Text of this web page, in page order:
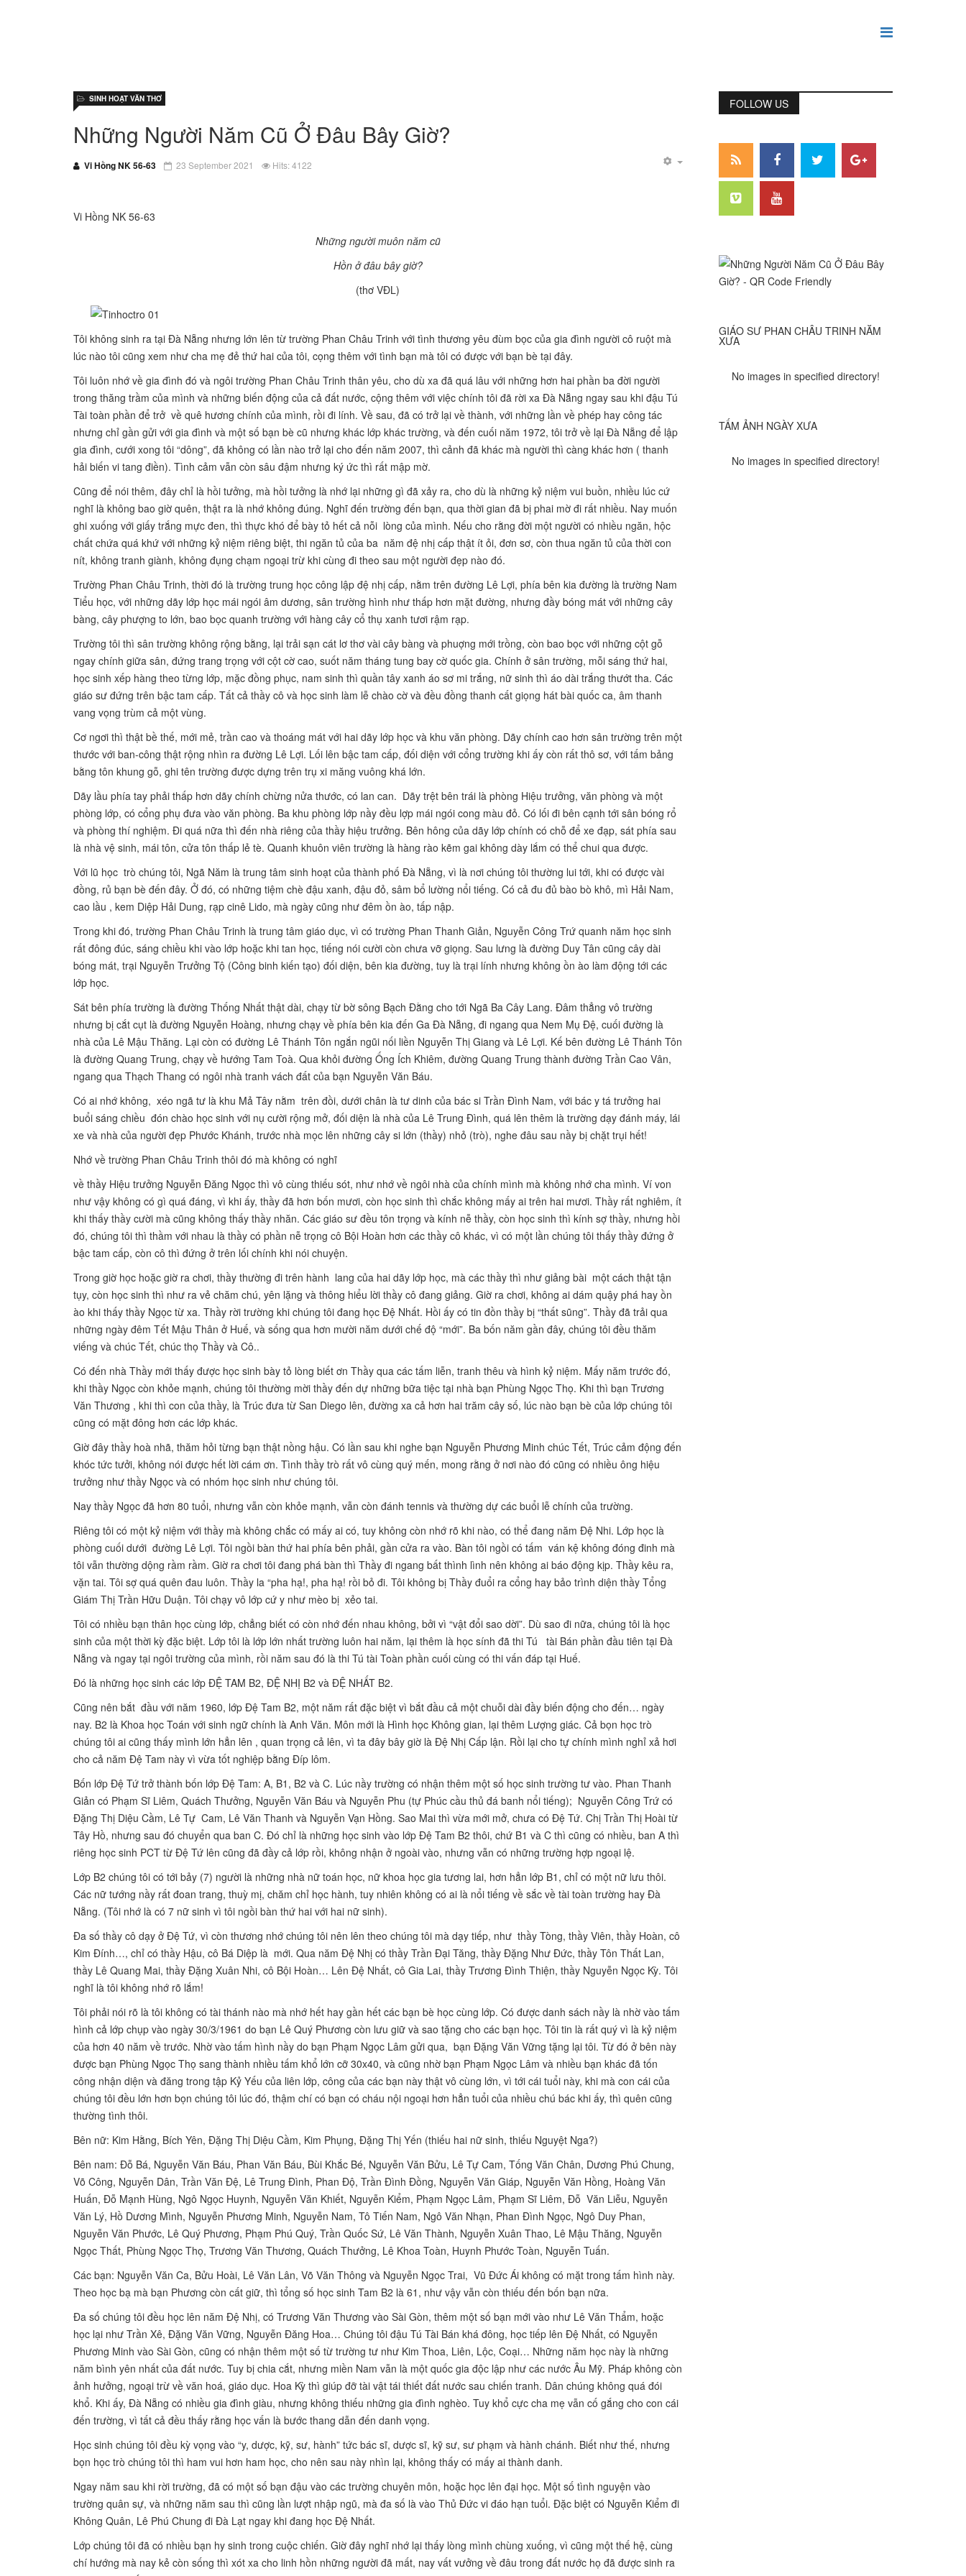
Những Người Năm Cũ Ở Đâu Bây Giờ?
Vi Hồng NK 56-63
SINH HOẠT VĂN THƠ
23 September 2021 Hits: 4122
Vi Hồng NK 56-63
Những người muôn năm cũ
Hồn ở đâu bây giờ?
(thơ VĐL)
Tôi không sinh ra tại Đà Nẵng nhưng lớn lên từ trường Phan Châu Trinh với tình thương yêu đùm bọc của gia đình người cô ruột mà
lúc nào tôi cũng xem như cha mẹ đẻ thứ hai của tôi, cọng thêm với tình bạn mà tôi có được với bạn bè tại đây.
Tôi luôn nhớ về gia đình đó và ngôi trường Phan Châu Trinh thân yêu, cho dù xa đã quá lâu với những hơn hai phần ba đời người
trong thăng trầm của mình và những biến động của cả đất nước, cộng thêm với việc chính tôi đã rời xa Đà Nẵng ngay sau khi đậu Tú
Tài toàn phần để trở về quê hương chính của mình, rồi đi lính. Về sau, đã có trở lại về thành, với những lần về phép hay công tác
nhưng chỉ gần gửi với gia đình và một số bạn bè cũ nhưng khác lớp khác trường, và đến cuối năm 1972, tôi trở về lại Đà Nẵng để lập
gia đình, cưới xong tôi “dông”, đã không có lần nào trở lại cho đến năm 2007, thì cảnh đã khác mà người thì càng khác hơn ( thanh
hải biến vi tang điền). Tình cảm vẫn còn sâu đậm nhưng ký ức thì rất mập mờ.
Cũng để nói thêm, đây chỉ là hồi tưởng, mà hồi tưởng là nhớ lại những gì đã xảy ra, cho dù là những kỷ niệm vui buồn, nhiều lúc cứ
nghĩ là không bao giờ quên, thật ra là nhớ không đúng. Nghĩ đến trường đến bạn, qua thời gian đã bị phai mờ đi rất nhiều. Nay muốn
ghi xuống với giấy trắng mực đen, thì thực khó để bày tỏ hết cả nỗi lòng của mình. Nếu cho rằng đời một người có nhiều ngăn, hộc
chất chứa quá khứ với những kỷ niệm riêng biệt, thi ngăn tủ của ba năm đệ nhị cấp thật ít ỏi, đơn sơ, còn thua ngăn tủ của thời con
nít, không tranh giành, không đụng chạm ngoại trừ khi cùng đi theo sau một người đẹp nào đó.
Trường Phan Châu Trinh, thời đó là trường trung học công lập đệ nhị cấp, nằm trên đường Lê Lợi, phía bên kia đường là trường Nam
Tiểu học, với những dãy lớp học mái ngói âm dương, sân trường hình như thấp hơn mặt đường, nhưng đầy bóng mát với những cây
bàng, cây phượng to lớn, bao bọc quanh trường với hàng cây cổ thụ xanh tươi rậm rạp.
Trường tôi thì sân trường không rộng bằng, lại trải sạn cát lơ thơ vài cây bàng và phuợng mới trồng, còn bao bọc với những cột gỗ
ngay chính giữa sân, đứng trang trọng với cột cờ cao, suốt năm tháng tung bay cờ quốc gia. Chính ở sân trường, mỗi sáng thứ hai,
học sinh xếp hàng theo từng lớp, mặc đồng phục, nam sinh thì quần tây xanh áo sơ mi trắng, nữ sinh thì áo dài trắng thướt tha. Các
giáo sư đứng trên bậc tam cấp. Tất cả thầy cô và học sinh làm lễ chào cờ và đều đồng thanh cất giọng hát bài quốc ca, âm thanh
vang vọng trùm cả một vùng.
Cơ ngơi thì thật bề thế, mới mẻ, trần cao và thoáng mát với hai dãy lớp học và khu văn phòng. Dãy chính cao hơn sân trường trên một
thước với ban-công thật rộng nhìn ra đường Lê Lợi. Lối lên bậc tam cấp, đối diện với cổng trường khi ấy còn rất thô sơ, với tấm bảng
bằng tôn khung gỗ, ghi tên trường được dựng trên trụ xi măng vuông khá lớn.
Dãy lầu phía tay phải thấp hơn dãy chính chừng nửa thước, có lan can. Dãy trệt bên trái là phòng Hiệu trưởng, văn phòng và một
phòng lớp, có cổng phụ đưa vào văn phòng. Ba khu phòng lớp nầy đều lợp mái ngói cong màu đỏ. Có lối đi bên cạnh tới sân bóng rổ
và phòng thí nghiệm. Đi quá nữa thì đến nhà riêng của thầy hiệu trưởng. Bên hông của dãy lớp chính có chỗ để xe đạp, sát phía sau
là nhà vệ sinh, mái tôn, cửa tôn thấp lẻ tè. Quanh khuôn viên trường là hàng rào kẽm gai không dày lắm có thể chui qua được.
Với lũ học trò chúng tôi, Ngã Năm là trung tâm sinh hoạt của thành phố Đà Nẵng, vì là nơi chúng tôi thường lui tới, khi có được vài
đồng, rủ bạn bè đến đây. Ở đó, có những tiệm chè đậu xanh, đậu đỏ, sâm bổ lường nổi tiếng. Có cả đu đủ bào bò khô, mì Hải Nam,
cao lầu , kem Diệp Hải Dung, rạp cinê Lido, mà ngày cũng như đêm ồn ào, tấp nập.
Trong khi đó, trường Phan Châu Trinh là trung tâm giáo dục, vì có trường Phan Thanh Giản, Nguyễn Công Trứ quanh năm học sinh
rất đông đúc, sáng chiều khi vào lớp hoặc khi tan học, tiếng nói cười còn chưa vỡ giọng. Sau lưng là đường Duy Tân cũng cây dài
bóng mát, trại Nguyễn Trưởng Tộ (Công binh kiến tạo) đối diện, bên kia đường, tuy là trại lính nhưng không ồn ào làm động tới các
lớp học.
Sát bên phía trường là đường Thống Nhất thật dài, chạy từ bờ sông Bạch Đằng cho tới Ngã Ba Cây Lang. Đâm thẳng vô trường
nhưng bị cắt cụt là đường Nguyễn Hoàng, nhưng chạy về phía bên kia đến Ga Đà Nẵng, đi ngang qua Nem Mụ Đệ, cuối đường là
nhà của Lê Mậu Thăng. Lại còn có đường Lê Thánh Tôn ngắn ngũi nối liền Nguyễn Thị Giang và Lê Lợi. Kế bên đường Lê Thánh Tôn
là đường Quang Trung, chạy về hướng Tam Toà. Qua khỏi đường Ống Ích Khiêm, đường Quang Trung thành đường Trần Cao Vân,
ngang qua Thạch Thang có ngôi nhà tranh vách đất của bạn Nguyễn Văn Báu.
Có ai nhớ không, xéo ngã tư là khu Mả Tây nằm trên đồi, dưới chân là tư dinh của bác si Trần Đình Nam, với bác y tá trưởng hai
buổi sáng chiều đón chào học sinh với nụ cười rộng mở, đối diện là nhà của Lê Trung Đình, quá lên thêm là trường dạy đánh máy, lái
xe và nhà của người đẹp Phước Khánh, trước nhà mọc lên những cây si lớn (thầy) nhỏ (trò), nghe đâu sau nầy bị chặt trụi hết!
Nhớ về trường Phan Châu Trinh thôi đó mà không có nghĩ
về thầy Hiệu trưởng Nguyễn Đăng Ngọc thì vô cùng thiếu sót, như nhớ về ngôi nhà của chính mình mà không nhớ cha mình. Ví von
như vậy không có gì quá đáng, vì khi ấy, thầy đã hơn bốn mươi, còn học sinh thì chắc không mấy ai trên hai mươi. Thầy rất nghiêm, ít
khi thấy thầy cười mà cũng không thấy thầy nhăn. Các giáo sư đều tôn trọng và kính nễ thầy, còn học sinh thì kính sợ thầy, nhưng hồi
đó, chúng tôi thì thầm với nhau là thầy có phần nễ trọng cô Bội Hoàn hơn các thầy cô khác, vì có một lần chúng tôi thấy thầy đứng ở
bậc tam cấp, còn cô thì đứng ở trên lối chính khi nói chuyện.
Trong giờ học hoặc giờ ra chơi, thầy thường đi trên hành lang của hai dãy lớp học, mà các thầy thì như giảng bài một cách thật tận
tụy, còn học sinh thì như ra vẻ chăm chú, yên lặng và thông hiểu lời thầy cô đang giảng. Giờ ra chơi, không ai dám quậy phá hay ồn
ào khi thấy thầy Ngọc từ xa. Thầy rời trường khi chúng tôi đang học Đệ Nhất. Hồi ấy có tin đồn thầy bị “thất sũng”. Thầy đã trải qua
những ngày đêm Tết Mậu Thân ở Huế, và sống qua hơn mười năm dưới chế độ “mới”. Ba bốn năm gần đây, chúng tôi đều thăm
viếng và chúc Tết, chúc thọ Thầy và Cô..
Có đến nhà Thầy mới thấy được học sinh bày tỏ lòng biết ơn Thầy qua các tấm liễn, tranh thêu và hình kỷ niệm. Mấy năm trước đó,
khi thầy Ngọc còn khỏe mạnh, chúng tôi thường mời thầy đến dự những bữa tiệc tại nhà bạn Phùng Ngọc Thọ. Khi thì bạn Trương
Văn Thương , khi thì con của thầy, là Trúc đưa từ San Diego lên, đường xa cả hơn hai trăm cây số, lúc nào bạn bè của lớp chúng tôi
cũng có mặt đông hơn các lớp khác.
Giờ đây thầy hoà nhã, thăm hỏi từng bạn thật nồng hậu. Có lần sau khi nghe bạn Nguyễn Phương Minh chúc Tết, Trúc cảm động đến
khóc tức tưởi, không nói được hết lời cám ơn. Tình thầy trò rất vô cùng quý mến, mong rằng ở nơi nào đó cũng có nhiều ông hiệu
trưởng như thầy Ngọc và có nhóm học sinh như chúng tôi.
Nay thầy Ngọc đã hơn 80 tuổi, nhưng vẫn còn khỏe mạnh, vẫn còn đánh tennis và thường dự các buổi lễ chính của trường.
Riêng tôi có một kỷ niệm với thầy mà không chắc có mấy ai có, tuy không còn nhớ rõ khi nào, có thể đang năm Đệ Nhi. Lớp học là
phòng cuối dưới đường Lê Lợi. Tôi ngồi bàn thứ hai phía bên phải, gần cửa ra vào. Bàn tôi ngồi có tấm ván kệ không đóng đinh mà
tôi vẫn thường dộng rầm rầm. Giờ ra chơi tôi đang phá bàn thì Thầy đi ngang bất thình lình nên không ai báo động kịp. Thầy kêu ra,
vặn tai. Tôi sợ quá quên đau luôn. Thầy la “pha hạ!, pha hạ! rồi bỏ đi. Tôi không bị Thầy đuổi ra cổng hay bảo trình diện thầy Tổng
Giám Thị Trần Hữu Duận. Tôi chạy vô lớp cứ y như mèo bị xẻo tai.
Tôi có nhiều bạn thân học cùng lớp, chẳng biết có còn nhớ đến nhau không, bởi vì “vật đổi sao dời”. Dù sao đi nữa, chúng tôi là học
sinh của một thời kỳ đặc biệt. Lớp tôi là lớp lớn nhất trường luôn hai năm, lại thêm là học sính đã thi Tú tài Bán phần đầu tiên tại Đà
Nẵng và ngay tại ngôi trường của mình, rồi năm sau đó là thi Tú tài Toàn phần cuối cùng có thi vấn đáp tại Huế.
Đó là những học sinh các lớp ĐỆ TAM B2, ĐỆ NHỊ B2 và ĐỆ NHẤT B2.
Cũng nên bắt đầu với năm 1960, lớp Đệ Tam B2, một năm rất đặc biệt vì bắt đầu cả một chuỗi dài đầy biến động cho đến… ngày
nay. B2 là Khoa học Toán với sinh ngữ chính là Anh Văn. Môn mới là Hình học Không gian, lại thêm Lượng giác. Cả bọn học trò
chúng tôi ai cũng thấy mình lớn hẳn lên , quan trọng cả lên, vì ta đây bây giờ là Đệ Nhị Cấp lận. Rồi lại cho tự chính mình nghỉ xả hơi
cho cả năm Đệ Tam này vì vừa tốt nghiệp bằng Đíp lôm.
Bốn lớp Đệ Tứ trở thành bốn lớp Đệ Tam: A, B1, B2 và C. Lúc nầy trường có nhận thêm một số học sinh trường tư vào. Phan Thanh
Giản có Phạm Sĩ Liêm, Quách Thưởng, Nguyễn Văn Báu và Nguyễn Phu (tự Phúc cầu thủ đá banh nổi tiếng); Nguyễn Công Trứ có
Đặng Thị Diệu Cầm, Lê Tự Cam, Lê Văn Thanh và Nguyễn Vạn Hồng. Sao Mai thì vừa mới mở, chưa có Đệ Tứ. Chị Trần Thị Hoài từ
Tây Hồ, nhưng sau đó chuyển qua ban C. Đó chỉ là những học sinh vào lớp Đệ Tam B2 thôi, chứ B1 và C thì cũng có nhiều, ban A thì
riêng học sinh PCT từ Đệ Tứ lên cũng đã đầy cả lớp rồi, không nhận ở ngoài vào, nhưng vẫn có những trường hợp ngoại lệ.
Lớp B2 chúng tôi có tới bảy (7) người là những nhà nữ toán học, nữ khoa học gia tương lai, hơn hẳn lớp B1, chỉ có một nữ lưu thôi.
Các nữ tướng nầy rất đoan trang, thuỳ mị, chăm chỉ học hành, tuy nhiên không có ai là nổi tiếng về sắc về tài toàn trường hay Đà
Nẵng. (Tôi nhớ là có 7 nữ sinh vì tôi ngồi bàn thứ hai với hai nữ sinh).
Đa số thầy cô dạy ở Đệ Tứ, vì còn thương nhớ chúng tôi nên lên theo chúng tôi mà dạy tiếp, như thầy Tòng, thầy Viên, thầy Hoàn, cô
Kim Đính…, chỉ có thầy Hậu, cô Bá Diệp là mới. Qua năm Đệ Nhị có thầy Trần Đại Tăng, thầy Đặng Như Đức, thầy Tôn Thất Lan,
thầy Lê Quang Mai, thầy Đặng Xuân Nhi, cô Bội Hoàn… Lên Đệ Nhất, cô Gia Lai, thầy Trương Đình Thiện, thầy Nguyễn Ngọc Kỳ. Tôi
nghĩ là tôi không nhớ rõ lắm!
Tôi phải nói rõ là tôi không có tài thánh nào mà nhớ hết hay gần hết các bạn bè học cùng lớp. Có được danh sách nầy là nhờ vào tấm
hình cả lớp chụp vào ngày 30/3/1961 do bạn Lê Quý Phương còn lưu giữ và sao tặng cho các bạn học. Tôi tin là rất quý vì là kỷ niệm
của hơn 40 năm về trước. Nhờ vào tấm hình nầy do bạn Phạm Ngọc Lâm gửi qua, bạn Đặng Văn Vững tặng lại tôi. Từ đó ở bên này
được bạn Phùng Ngọc Thọ sang thành nhiều tấm khổ lớn cỡ 30x40, và cũng nhờ bạn Phạm Ngọc Lâm và nhiều bạn khác đã tốn
công nhận diện và đăng trong tập Kỷ Yếu của liên lớp, công của các bạn này thật vô cùng lớn, vì tới cái tuổi này, khi mà con cái của
chúng tôi đều lớn hơn bọn chúng tôi lúc đó, thậm chí có bạn có cháu nội ngoại hơn hẳn tuổi của nhiều chú bác khi ấy, thì quên cũng
thường tình thôi.
Bên nữ: Kim Hằng, Bích Yên, Đặng Thị Diệu Cầm, Kim Phụng, Đặng Thị Yến (thiếu hai nữ sinh, thiếu Nguyệt Nga?)
Bên nam: Đỗ Bá, Nguyễn Văn Báu, Phan Văn Báu, Bùi Khắc Bé, Nguyễn Văn Bửu, Lê Tự Cam, Tống Văn Chân, Dương Phú Chung,
Võ Công, Nguyễn Dân, Trần Văn Đệ, Lê Trung Đình, Phan Độ, Trần Đình Đồng, Nguyễn Văn Giáp, Nguyễn Văn Hồng, Hoàng Văn
Huấn, Đỗ Mạnh Hùng, Ngô Ngọc Huynh, Nguyễn Văn Khiết, Nguyễn Kiểm, Phạm Ngọc Lâm, Phạm Sĩ Liêm, Đỗ Văn Liễu, Nguyễn
Văn Lý, Hồ Dương Mình, Nguyễn Phương Minh, Nguyễn Nam, Tô Tiến Nam, Ngô Văn Nhạn, Phan Đình Ngọc, Ngô Duy Phan,
Nguyễn Văn Phước, Lê Quý Phương, Phạm Phú Quý, Trần Quốc Sứ, Lê Văn Thành, Nguyễn Xuân Thao, Lê Mậu Thăng, Nguyễn
Ngọc Thất, Phùng Ngọc Thọ, Trương Văn Thương, Quách Thưởng, Lê Khoa Toàn, Huynh Phước Toàn, Nguyễn Tuấn.
Các bạn: Nguyễn Văn Ca, Bửu Hoài, Lê Văn Lân, Võ Văn Thông và Nguyễn Ngọc Trai, Vũ Đức Ái không có mặt trong tấm hình này.
Theo học bạ mà bạn Phương còn cất giữ, thì tổng số học sinh Tam B2 là 61, như vậy vẫn còn thiếu đến bốn bạn nữa.
Đa số chúng tôi đều học lên năm Đệ Nhị, có Trương Văn Thương vào Sài Gòn, thêm một số bạn mới vào như Lê Văn Thẩm, hoặc
học lại như Trần Xê, Đặng Văn Vững, Nguyễn Đăng Hoa… Chúng tôi đậu Tú Tài Bán khá đông, học tiếp lên Đệ Nhất, có Nguyễn
Phương Minh vào Sài Gòn, cũng có nhận thêm một số từ trường tư như Kim Thoa, Liên, Lộc, Coại… Những năm học này là những
năm bình yên nhất của đất nước. Tuy bị chia cắt, nhưng miền Nam vẫn là một quốc gia độc lập như các nước Âu Mỹ. Pháp không còn
ảnh hưởng, ngoại trừ về văn hoá, giáo dục. Hoa Kỳ thì giúp đỡ tài vật tái thiết đất nước sau chiến tranh. Dân chúng không quá đói
khổ. Khi ấy, Đà Nẵng có nhiều gia đình giàu, nhưng không thiếu những gia đình nghèo. Tuy khổ cực cha mẹ vẫn cố gắng cho con cái
đến trường, vì tất cả đều thấy rằng học vấn là bước thang dẫn đến danh vọng.
Học sinh chúng tôi đều kỳ vọng vào “y, dược, kỹ, sư, hành” tức bác sĩ, dược sĩ, kỹ sư, sư phạm và hành chánh. Biết như thế, nhưng
bọn học trò chúng tôi thì ham vui hơn ham học, cho nên sau này nhìn lại, không thấy có mấy ai thành danh.
Ngay năm sau khi rời trường, đã có một số bạn đậu vào các trường chuyên môn, hoặc học lên đại học. Một số tình nguyện vào
trường quân sự, và những năm sau thì cũng lần lượt nhập ngũ, mà đa số là vào Thủ Đức vi đáo hạn tuổi. Đặc biệt có Nguyễn Kiểm đi
Không Quân, Lê Phú Chung đi Đà Lạt ngay khi đang học Đệ Nhất.
Lớp chúng tôi đã có nhiều bạn hy sinh trong cuộc chiến. Giờ đây nghĩ nhớ lại thấy lòng mình chùng xuống, vì cũng một thế hệ, cùng
chí hướng mà nay kẻ còn sống thì xót xa cho linh hồn những người đã mất, nay vất vưởng về đâu trong đất nước họ đã được sinh ra
FOLLOW US
GIÁO SƯ PHAN CHÂU TRINH NĂM
XƯA
No images in specified directory!
TẤM ẢNH NGÀY XƯA
No images in specified directory!